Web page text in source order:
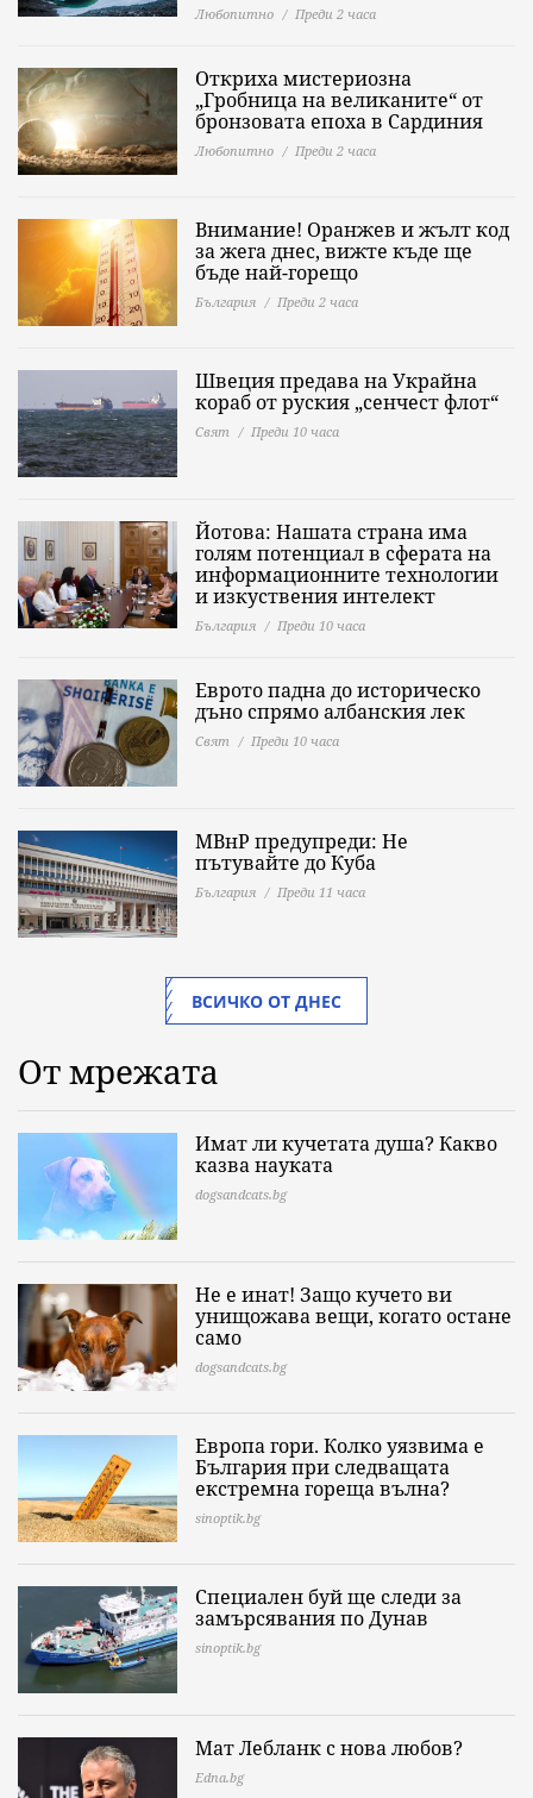
Любопитно Преди 2 часа
Откриха мистериозна
„Гробница на великаните“ от
бронзовата епоха в Сардиния
Любопитно Преди 2 часа
Внимание! Оранжев и жълт код
за жега днес, вижте къде ще
бъде най-горещо
България Преди 2 часа
Швеция предава на Украйна
кораб от руския „сенчест флот“
Свят Преди 10 часа
Йотова: Нашата страна има
голям потенциал в сферата на
информационните технологии
и изкуствения интелект
България Преди 10 часа
Еврото падна до историческо
дъно спрямо албанския лек
Свят Преди 10 часа
МВнР предупреди: Не
пътувайте до Куба
България Преди 11 часа
ВСИЧКО ОТ ДНЕС
От мрежата
Имат ли кучетата душа? Какво
казва науката
dogsandcats.bg
Не е инат! Защо кучето ви
унищожава вещи, когато остане
само
dogsandcats.bg
Европа гори. Колко уязвима е
България при следващата
екстремна гореща вълна?
sinoptik.bg
Специален буй ще следи за
замърсявания по Дунав
sinoptik.bg
Мат Лебланк с нова любов?
Edna.bg